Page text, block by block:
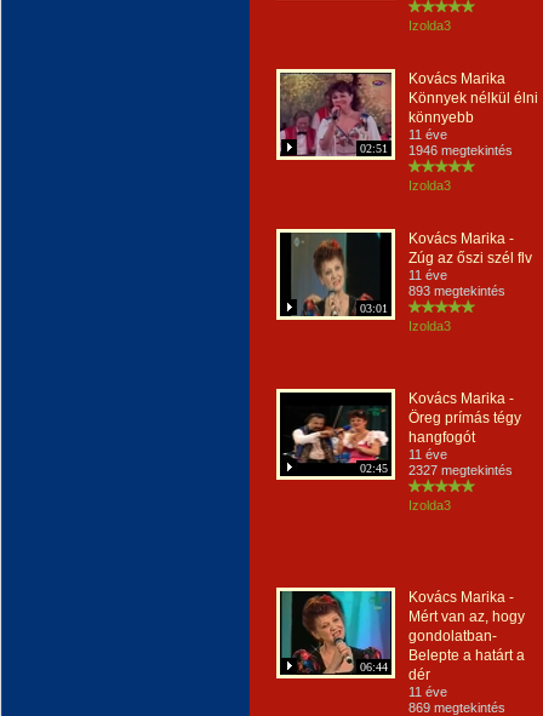
Izolda3
02:51
Kovács Marika
Könnyek nélkül élni
könnyebb
11 éve
1946 megtekintés
Izolda3
03:01
Kovács Marika -
Zúg az őszi szél flv
11 éve
893 megtekintés
Izolda3
02:45
Kovács Marika -
Öreg prímás tégy
hangfogót
11 éve
2327 megtekintés
Izolda3
06:44
Kovács Marika -
Mért van az, hogy
gondolatban-
Belepte a határt a
dér
11 éve
869 megtekintés